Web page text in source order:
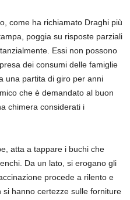
come ha richiamato Draghi più
poggia su risposte parziali
Essi non possono
dei consumi delle famiglie
una partita di giro per anni
che è demandato al buon
chimera considerati i
atta a tappare i buchi che
Da un lato, si erogano gli
procede a rilento e
hanno certezze sulle forniture